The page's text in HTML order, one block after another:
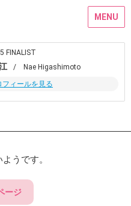
MENU
FINALIST
/ Nae Higashimoto
フィールを見る
うです。
ージ